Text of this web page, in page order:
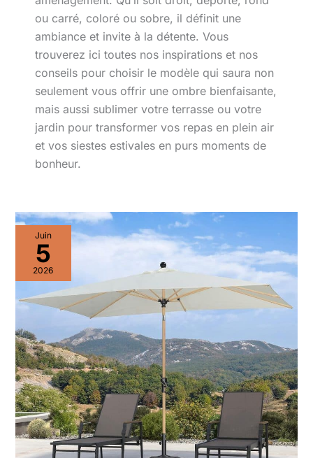
ou carré, coloré ou sobre, il définit une
ambiance et invite à la détente. Vous
trouverez ici toutes nos inspirations et nos
conseils pour choisir le modèle qui saura non
seulement vous offrir une ombre bienfaisante,
mais aussi sublimer votre terrasse ou votre
jardin pour transformer vos repas en plein air
et vos siestes estivales en purs moments de
bonheur.
Juin
5
2026